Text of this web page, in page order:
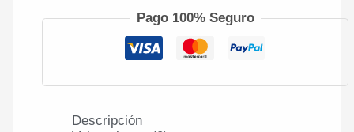
Pago 100% Seguro
Descripción